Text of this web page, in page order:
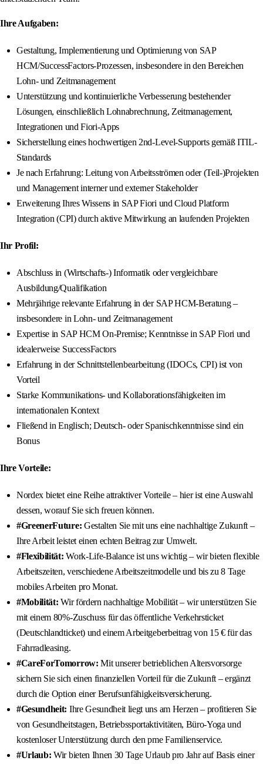
Ihre Aufgaben:
Gestaltung, Implementierung und Optimierung von SAP
HCM/SuccessFactors-Prozessen, insbesondere in den Bereichen
Lohn- und Zeitmanagement
Unterstützung und kontinuierliche Verbesserung bestehender
Lösungen, einschließlich Lohnabrechnung, Zeitmanagement,
Integrationen und Fiori-Apps
Sicherstellung eines hochwertigen 2nd-Level-Supports gemäß ITIL-
Standards
Je nach Erfahrung: Leitung von Arbeitsströmen oder (Teil-)Projekten
und Management interner und externer Stakeholder
Erweiterung Ihres Wissens in SAP Fiori und Cloud Platform
Integration (CPI) durch aktive Mitwirkung an laufenden Projekten
Ihr Profil:
Abschluss in (Wirtschafts-) Informatik oder vergleichbare
Ausbildung/Qualifikation
Mehrjährige relevante Erfahrung in der SAP HCM-Beratung –
insbesondere in Lohn- und Zeitmanagement
Expertise in SAP HCM On-Premise; Kenntnisse in SAP Fiori und
idealerweise SuccessFactors
Erfahrung in der Schnittstellenbearbeitung (IDOCs, CPI) ist von
Vorteil
Starke Kommunikations- und Kollaborationsfähigkeiten im
internationalen Kontext
Fließend in Englisch; Deutsch- oder Spanischkenntnisse sind ein
Bonus
Ihre Vorteile:
Nordex bietet eine Reihe attraktiver Vorteile – hier ist eine Auswahl
dessen, worauf Sie sich freuen können.
#GreenerFuture: Gestalten Sie mit uns eine nachhaltige Zukunft –
Ihre Arbeit leistet einen echten Beitrag zur Umwelt.
#Flexibilität: Work-Life-Balance ist uns wichtig – wir bieten flexible
Arbeitszeiten, verschiedene Arbeitszeitmodelle und bis zu 8 Tage
mobiles Arbeiten pro Monat.
#Mobilität: Wir fördern nachhaltige Mobilität – wir unterstützen Sie
mit einem 80%-Zuschuss für das öffentliche Verkehrsticket
(Deutschlandticket) und einem Arbeitgeberbeitrag von 15 € für das
Fahrradleasing.
#CareForTomorrow: Mit unserer betrieblichen Altersvorsorge
sichern Sie sich einen finanziellen Vorteil für die Zukunft – ergänzt
durch die Option einer Berufsunfähigkeitsversicherung.
#Gesundheit: Ihre Gesundheit liegt uns am Herzen – profitieren Sie
von Gesundheitstagen, Betriebssportaktivitäten, Büro-Yoga und
kostenloser Unterstützung durch den pme Familienservice.
#Urlaub: Wir bieten Ihnen 30 Tage Urlaub pro Jahr auf Basis einer